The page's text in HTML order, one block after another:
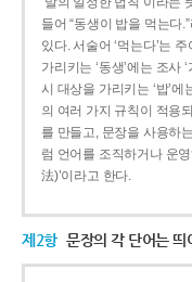
들어 “동생이 밥을 먹는다
있다. 서술어 ‘먹는다’는
가리키는 ‘동생’에는 조사
시 대상을 가리키는 ‘밥’에
의 여러 가지 규칙이 적용
를 만들고, 문장을 사용하
럼 언어를 조직하거나 운
法)’이라고 한다.
제2항 문장의 각 단어는 띄